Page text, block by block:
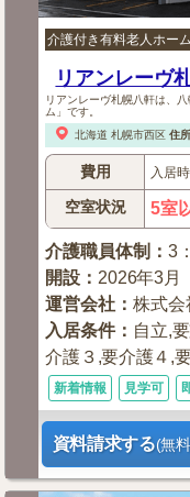
介護付き有料老人ホーム
リアンレーヴ
リアンレーヴ札幌八軒は、
ム」です。
北海道 札幌市西区 住所
費用 入居時
空室状況 5室
介護職員体制 ：3
開設 ： 2026年3月
運営会社 ：株式会
入居条件： 自立,
介護３,要介護４,
新着情報 見学可
資料請求する(無